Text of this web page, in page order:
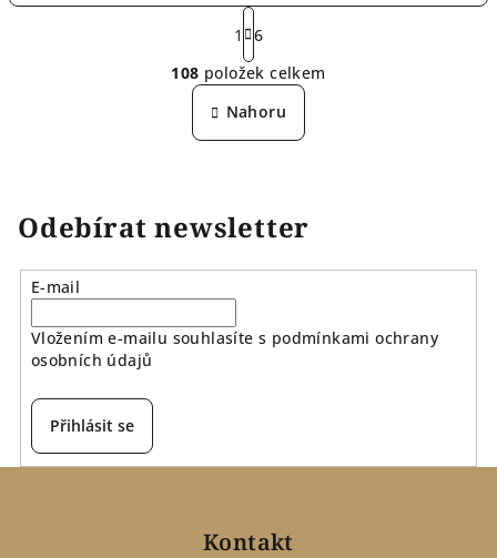
O
v
l
á
í
k
i
S
t
r
á
n
k
o
í
1
6
108 položek celkem
Nahoru
Odebírat newsletter
E-mail
Vložením e-mailu souhlasíte s podmínkami ochrany
osobních údajů
Přihlásit se
Kontakt